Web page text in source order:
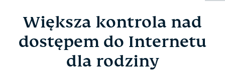
Większa kontrola nad dostępem do Internetu dla
rodziny
Jak włączyć i wyłączyć blokadę treści dla
Większa kontrola nad
dostępem do Internetu
dla rodziny